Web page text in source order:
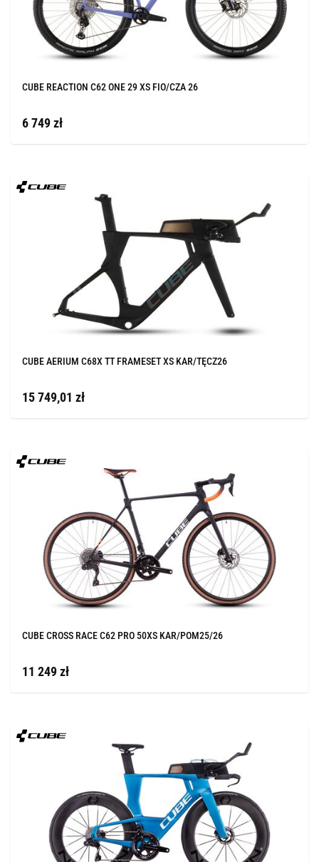
CUBE REACTION C62 ONE 29 XS FIO/CZA 26
6 749 zł
CUBE AERIUM C68X TT FRAMESET XS KAR/TĘCZ26
15 749,01 zł
CUBE CROSS RACE C62 PRO 50XS KAR/POM25/26
11 249 zł